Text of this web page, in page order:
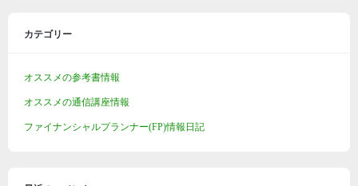
カテゴリー
オススメの参考書情報
オススメの通信講座情報
ファイナンシャルプランナー(FP)情報日記